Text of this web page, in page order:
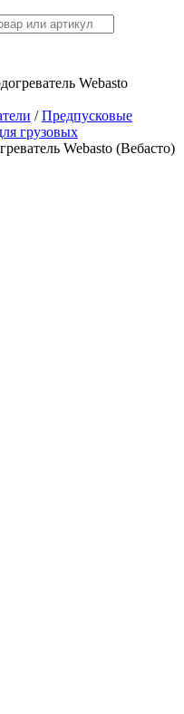
Webasto
/Предпусковые
грузовых
Webasto (Вебасто)